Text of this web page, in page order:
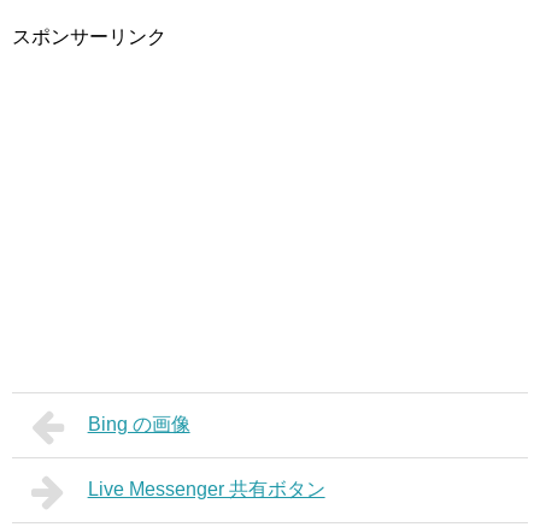
スポンサーリンク
Bing の画像
Live Messenger 共有ボタン